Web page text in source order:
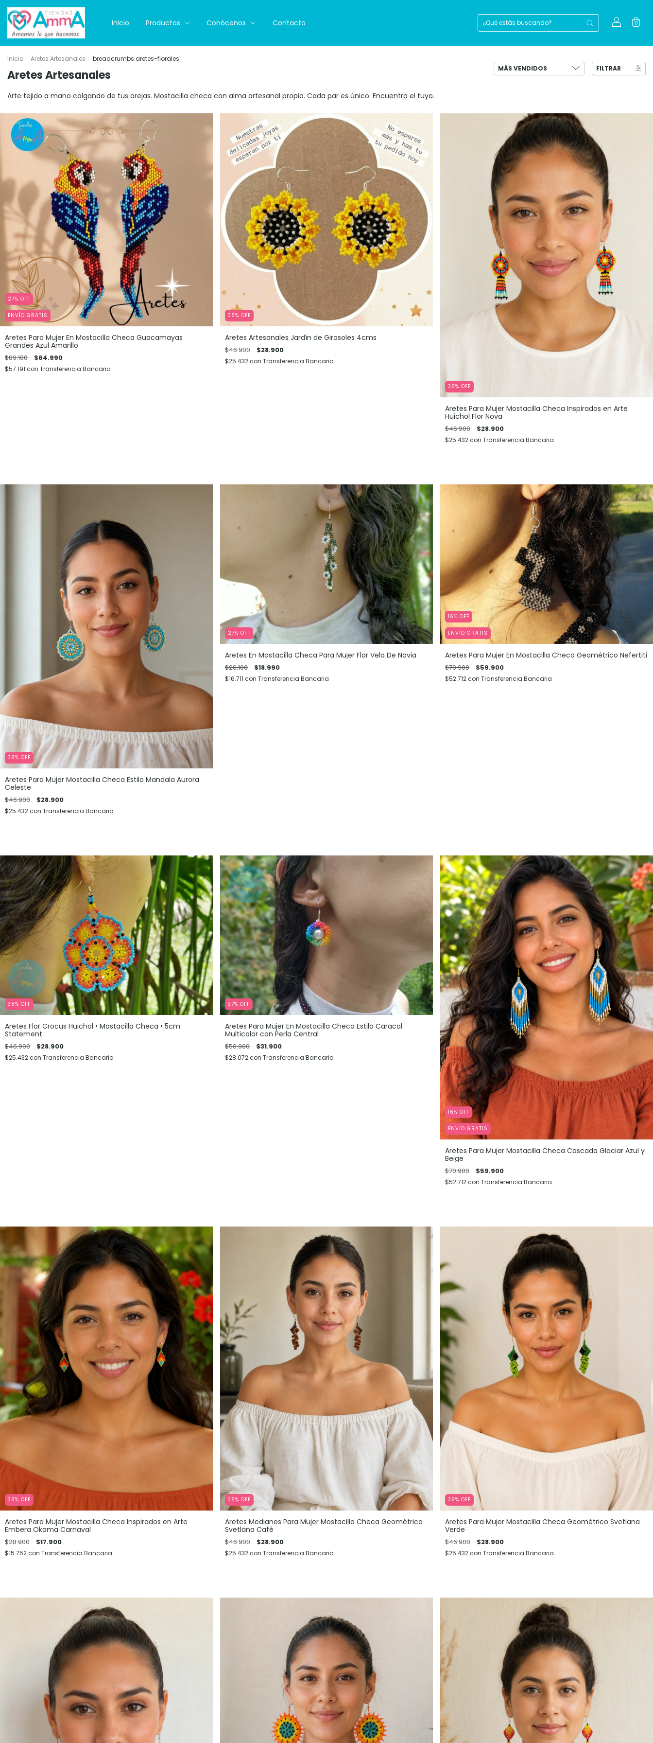
Inicio Productos Conócenos Contacto 0
Inicio . Aretes Artesanales . breadcrumbs.aretes-florales
Aretes Artesanales FILTRAR
Arte tejido a mano colgando de tus orejas. Mostacilla checa con alma artesanal propia. Cada par es único. Encuentra el tuyo.
27% OFF
ENVÍO GRATIS
Aretes Para Mujer En Mostacilla Checa Guacamayas
Grandes Azul Amarillo
$89.100 $64.990
$57.191 con Transferencia Bancaria
38% OFF
Aretes Artesanales Jardín de Girasoles 4cms
$46.900 $28.900
$25.432con Transferencia Bancaria
38% OFF
Aretes Para Mujer Mostacilla Checa Inspirados en Arte
Huichol Flor Nova
$46.900 $28.900
$25.432con Transferencia Bancaria
38% OFF
Aretes Para Mujer Mostacilla Checa Estilo Mandala Aurora
Celeste
$46.900 $28.900
$25.432con Transferencia Bancaria
27% OFF
Aretes En Mostacilla Checa Para Mujer Flor Velo De Novia
$26.100 $18.990
$16.711 con Transferencia Bancaria
16% OFF
ENVÍO GRATIS
Aretes Para Mujer En Mostacilla Checa Geométrico Nefertiti
$70.900 $59.900
$52.712con Transferencia Bancaria
38% OFF
Aretes Flor Crocus Huichol • Mostacilla Checa • 5cm
Statement
$46.900 $28.900
$25.432con Transferencia Bancaria
37% OFF
Aretes Para Mujer En Mostacilla Checa Estilo Caracol
Multicolor con Perla Central
$50.900 $31.900
$28.072con Transferencia Bancaria
16% OFF
ENVÍO GRATIS
Aretes Para Mujer Mostacilla Checa Cascada Glaciar Azul y
Beige
$70.900 $59.900
$52.712con Transferencia Bancaria
38% OFF
Aretes Para Mujer Mostacilla Checa Inspirados en Arte
Embera Okama Carnaval
$28.900 $17.900
$15.752con Transferencia Bancaria
38% OFF
Aretes Medianos Para Mujer Mostacilla Checa Geométrico
Svetlana Café
$46.900 $28.900
$25.432con Transferencia Bancaria
38% OFF
Aretes Para Mujer Mostacilla Checa Geométrico Svetlana
Verde
$46.900 $28.900
$25.432con Transferencia Bancaria